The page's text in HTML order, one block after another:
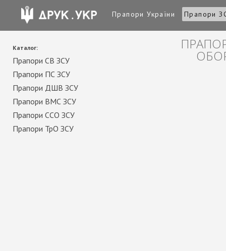
Прапори України Прапори
Каталог:
Прапори СВ ЗСУ
Прапори ПС ЗСУ
Прапори ДШВ ЗСУ
Прапори ВМС ЗСУ
Прапори ССО ЗСУ
Прапори ТрО ЗСУ